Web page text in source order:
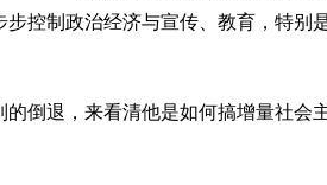
控制政治经济与宣传、教育，特别
倒退，来看清他是如何搞增量社会主